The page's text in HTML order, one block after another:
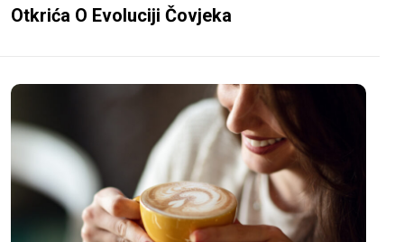
Otkrića O Evoluciji Čovjeka